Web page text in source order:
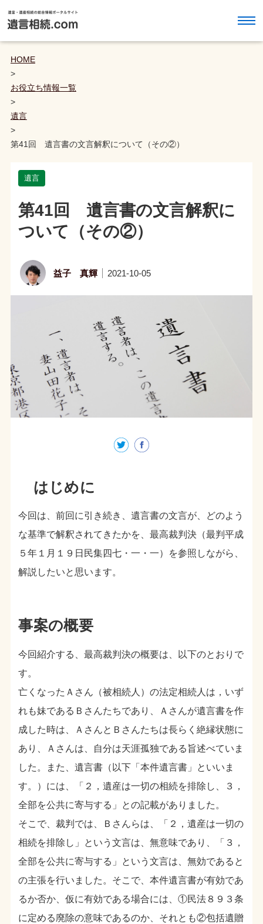
HOME
>
お役立ち情報一覧
>
遺言
>
第41回 遺言書の文言解釈について（その②）
遺言
第41回 遺言書の文言解釈に
ついて（その②）
益子 真輝 2021-10-05
はじめに
今回は、前回に引き続き、遺言書の文言が、どのよう
な基準で解釈されてきたかを、最高裁判決（最判平成
５年１月１９日民集四七・一・一）を参照しながら、
解説したいと思います。
事案の概要
今回紹介する、最高裁判決の概要は、以下のとおりで
す。
亡くなったＡさん（被相続人）の法定相続人は，いず
れも妹であるＢさんたちであり、Ａさんが遺言書を作
成した時は、ＡさんとＢさんたちは長らく絶縁状態に
あり、Ａさんは、自分は天涯孤独である旨述べていま
した。また、遺言書（以下「本件遺言書」といいま
す。）には、「２，遺産は一切の相続を排除し、３，
全部を公共に寄与する」との記載がありました。
そこで、裁判では、Ｂさんらは、「２，遺産は一切の
相続を排除し」という文言は、無意味であり、「３，
全部を公共に寄与する」という文言は、無効であると
の主張を行いました。そこで、本件遺言書が有効であ
るか否か、仮に有効である場合には、①民法８９３条
に定める廃除の意味であるのか、それとも②包括遺贈